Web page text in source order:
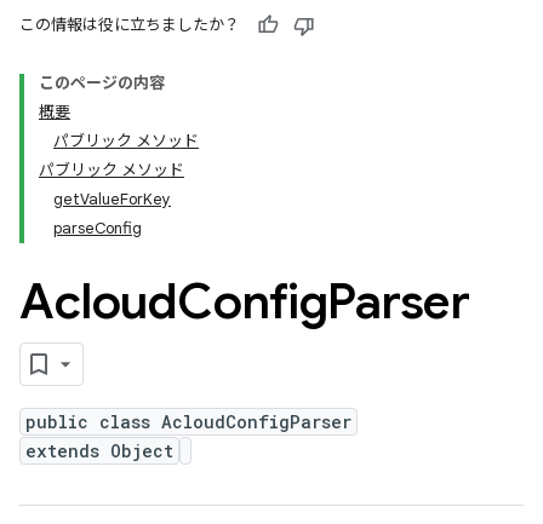
この情報は役に立ちましたか？
このページの内容
概要
パブリック メソッド
パブリック メソッド
getValueForKey
parseConfig
AcloudConfigParser
public class AcloudConfigParser
extends Object